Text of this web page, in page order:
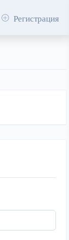
Регистрация